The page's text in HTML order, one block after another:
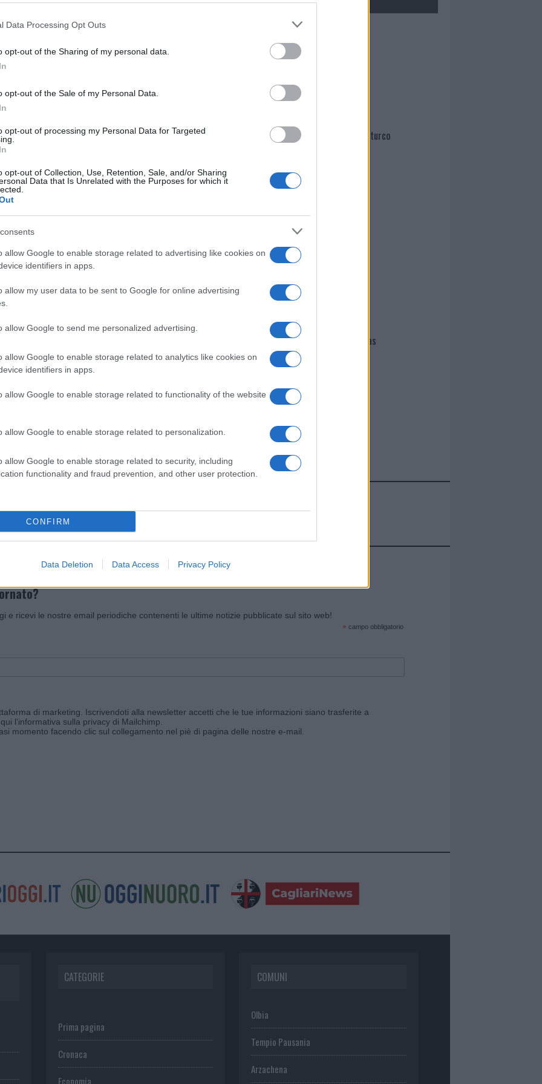
Data Processing Opt Outs
opt-out of the Sharing of my personal data.
opt-out of the Sale of my Personal Data.
opt-out of processing my Personal Data for Targeted
opt-out of Collection, Use, Retention, Sale, and/or Sharing
Data that Is Unrelated with the Purposes for which it
allow Google to enable storage related to advertising like cookies on
identifiers in apps.
allow my user data to be sent to Google for online advertising
allow Google to send me personalized advertising.
allow Google to enable storage related to analytics like cookies on
identifiers in apps.
allow Google to enable storage related to functionality of the website
allow Google to enable storage related to personalization.
allow Google to enable storage related to security, including
functionality and fraud prevention, and other user protection.
CONFIRM
Data Deletion Data Access Privacy Policy
cliccandoqui
nella sezione
i tuoi video e le tue foto
+39 345 356 7512
di GalluraOggi.it
news da Google News
Prossimo articolo
Mario Malu
Paolo Pinna
Martina Agostina Diturco
I nostri cari
I nostri cari
I nostri cari
Giovannimaria Cabras
Invia un Comunicato Stampa|Pubblicità|Segnala
e ricevi le nostre email periodiche contenenti le ultime notizie pubblicate sul sito web!
* campo obbligatorio
di marketing. Iscrivendoti alla newsletter accetti che le tue informazioni siano trasferite a
l'informativa sulla privacy di Mailchimp
momento facendo clic sul collegamento nel piè di pagina delle nostre e-mail.
CATEGORIE
Prima pagina
Cronaca
Economia
COMUNI
Olbia
Tempio Pausania
Arzachena